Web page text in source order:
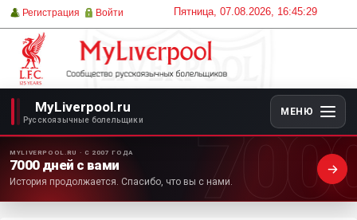
Пятница, 07.08.2026, 16:45:29
Регистрация Войти
MyLiverpool.ru
Русскоязычные болельщики
МЕНЮ
MYLIVERPOOL.RU · С 2007 ГОДА
7000 дней с вами
История продолжается. Спасибо, что вы с нами.